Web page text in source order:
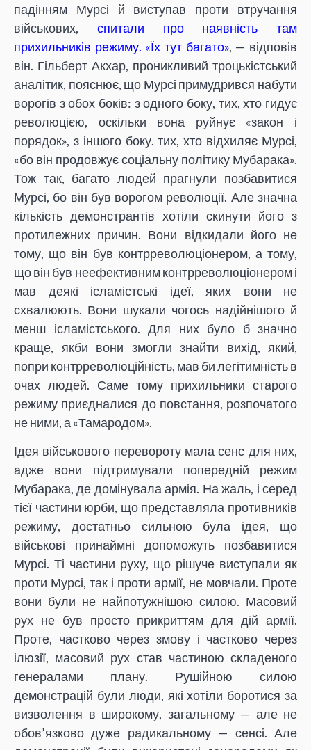
падінням Мурсі й виступав проти втручання
військових, спитали про наявність там
прихильників режиму. «Їх тут багато», — відповів
він. Гільберт Акхар, проникливий троцькістський
аналітик, пояснює, що Мурсі примудрився набути
ворогів з обох боків: з одного боку, тих, хто гидує
революцією, оскільки вона руйнує «закон і
порядок», з іншого боку. тих, хто відхиляє Мурсі,
«бо він продовжує соціальну політику Мубарака».
Тож так, багато людей прагнули позбавитися
Мурсі, бо він був ворогом революції. Але значна
кількість демонстрантів хотіли скинути його з
протилежних причин. Вони відкидали його не
тому, що він був контрреволюціонером, а тому,
що він був неефективним контрреволюціонером і
мав деякі ісламістські ідеї, яких вони не
схвалюють. Вони шукали чогось надійнішого й
менш ісламістського. Для них було б значно
краще, якби вони змогли знайти вихід, який,
попри контрреволюційність, мав би легітимність в
очах людей. Саме тому прихильники старого
режиму приєдналися до повстання, розпочатого
не ними, а «Тамародом».
Ідея військового перевороту мала сенс для них,
адже вони підтримували попередній режим
Мубарака, де домінувала армія. На жаль, і серед
тієї частини юрби, що представляла противників
режиму, достатньо сильною була ідея, що
військові принаймні допоможуть позбавитися
Мурсі. Ті частини руху, що рішуче виступали як
проти Мурсі, так і проти армії, не мовчали. Проте
вони були не найпотужнішою силою. Масовий
рух не був просто прикриттям для дій армії.
Проте, частково через змову і частково через
ілюзії, масовий рух став частиною складеного
генералами плану. Рушійною силою
демонстрацій були люди, які хотіли боротися за
визволення в широкому, загальному — але не
обов’язково дуже радикальному — сенсі. Але